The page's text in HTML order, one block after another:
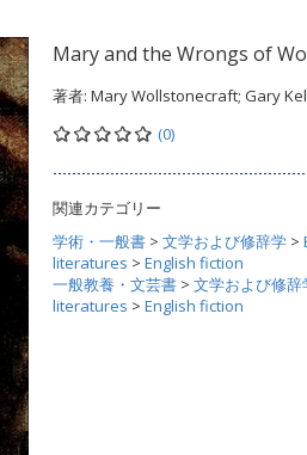
Mary and the Wrongs of
著者: Mary Wollstonecraft; Gary
(0)
関連カテゴリー
学術・一般書 > 文学および修辞学 >
literatures > English fiction
一般教養・文芸書 > 文学および修辞
literatures > English fiction